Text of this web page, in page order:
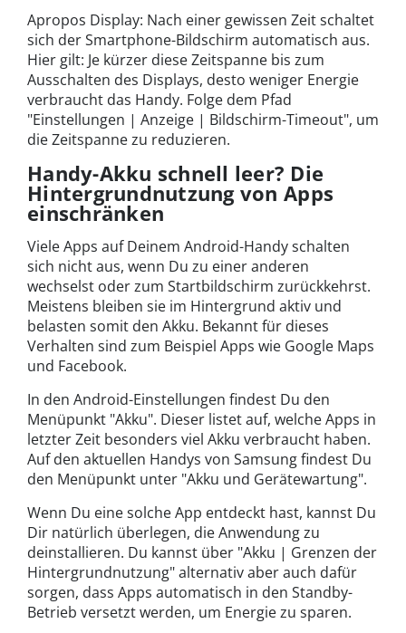
Apropos Display: Nach einer gewissen Zeit schaltet
sich der Smartphone-Bildschirm automatisch aus.
Hier gilt: Je kürzer diese Zeitspanne bis zum
Ausschalten des Displays, desto weniger Energie
verbraucht das Handy. Folge dem Pfad
"Einstellungen | Anzeige | Bildschirm-Timeout", um
die Zeitspanne zu reduzieren.
Handy-Akku schnell leer? Die
Hintergrundnutzung von Apps
einschränken
Viele Apps auf Deinem Android-Handy schalten
sich nicht aus, wenn Du zu einer anderen
wechselst oder zum Startbildschirm zurückkehrst.
Meistens bleiben sie im Hintergrund aktiv und
belasten somit den Akku. Bekannt für dieses
Verhalten sind zum Beispiel Apps wie Google Maps
und Facebook.
In den Android-Einstellungen findest Du den
Menüpunkt "Akku". Dieser listet auf, welche Apps in
letzter Zeit besonders viel Akku verbraucht haben.
Auf den aktuellen Handys von Samsung findest Du
den Menüpunkt unter "Akku und Gerätewartung".
Wenn Du eine solche App entdeckt hast, kannst Du
Dir natürlich überlegen, die Anwendung zu
deinstallieren. Du kannst über "Akku | Grenzen der
Hintergrundnutzung" alternativ aber auch dafür
sorgen, dass Apps automatisch in den Standby-
Betrieb versetzt werden, um Energie zu sparen.